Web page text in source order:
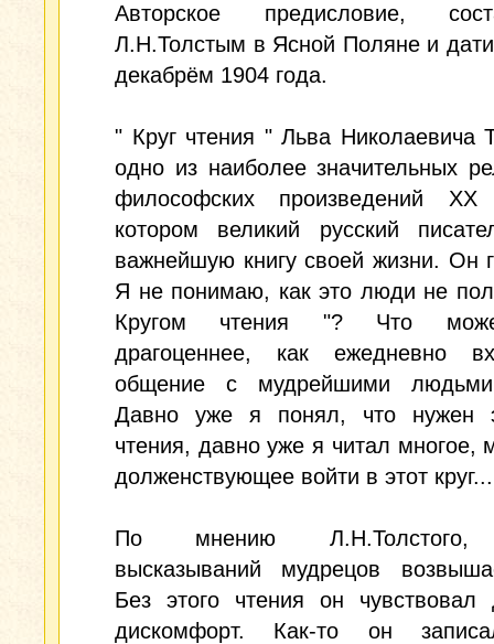
Авторское предисловие,
Л.Н.Толстым в Ясной Поляне и
декабрём 1904 года.
" Круг чтения " Льва Николаевича
одно из наиболее значительных
философских произведений
котором великий русский
важнейшую книгу своей жизни. Он
Я не понимаю, как это люди не
Кругом чтения "? Что
драгоценнее, как ежедневно
общение с мудрейшими
Давно уже я понял, что нужен
чтения, давно уже я читал многое,
долженствующее войти в этот
По мнению Л.Н.Толстого,
высказываний мудрецов
Без этого чтения он чувствовал
дискомфорт. Как-то он